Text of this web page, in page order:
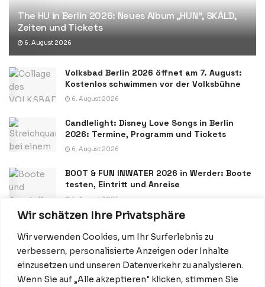
Wir schätzen Ihre Privatsphäre
Wir verwenden Cookies, um Ihr Surferlebnis zu
verbessern, personalisierte Anzeigen oder Inhalte
einzusetzen und unseren Datenverkehr zu analysieren.
Wenn Sie auf „Alle akzeptieren" klicken, stimmen Sie
The HU in Berlin 2026: Neues Album „HUN“, SKÁLD,
Zeiten und Tickets
6. August 2026
Volksbad Berlin 2026 öffnet am 7. August:
Kostenlos schwimmen vor der Volksbühne
6. August 2026
Candlelight: Disney Love Songs in Berlin
2026: Termine, Programm und Tickets
6. August 2026
BOOT & FUN INWATER 2026 in Werder: Boote
testen, Eintritt und Anreise
6. August 2026
Datenschutzerklärung Impressum Startseite